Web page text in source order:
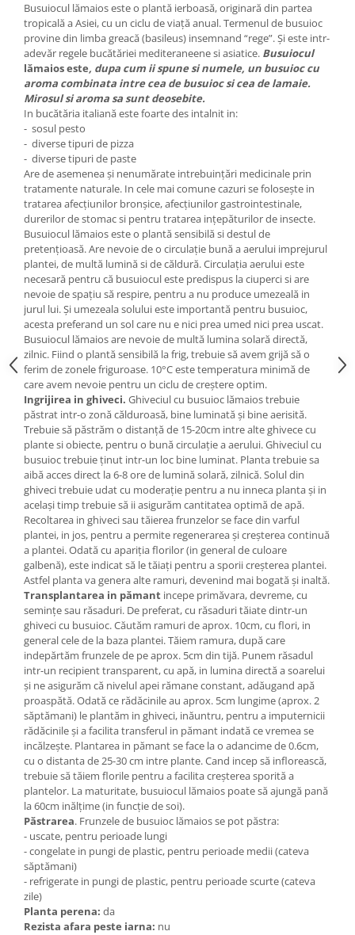
Busuiocul lămaios este o plantă ierboasă, originară din partea
tropicală a Asiei, cu un ciclu de viață anual. Termenul de busuioc
provine din limba greacă (basileus) insemnand “rege”. Și este intr-
adevăr regele bucătăriei mediteraneene si asiatice. Busuiocul
lămaios este, dupa cum ii spune si numele, un busuioc cu
aroma combinata intre cea de busuioc si cea de lamaie.
Mirosul si aroma sa sunt deosebite.
In bucătăria italiană este foarte des intalnit in:
- sosul pesto
- diverse tipuri de pizza
- diverse tipuri de paste
Are de asemenea și nenumărate intrebuințări medicinale prin
tratamente naturale. In cele mai comune cazuri se folosește in
tratarea afecțiunilor bronșice, afecțiunilor gastrointestinale,
durerilor de stomac si pentru tratarea ințepăturilor de insecte.
Busuiocul lămaioseste o plantă sensibilă si destul de
pretențioasă. Are nevoie de o circulație bună a aerului imprejurul
plantei, de multă lumină si de căldură. Circulația aerului este
necesară pentru că busuiocul este predispus la ciuperci si are
nevoie de spațiu să respire, pentru a nu produce umezeală in
jurul lui. Și umezeala solului este importantă pentru busuioc,
acesta preferand un sol care nu e nici prea umed nici prea uscat.
Busuiocul lămaiosare nevoie de multă lumina solară directă,
zilnic. Fiind o plantă sensibilă la frig, trebuie să avem grijă să o
ferim de zonele friguroase. 10°Ceste temperatura minimă de
care avem nevoie pentru un ciclu de creștere optim.
Ingrijirea in ghiveci. Ghiveciul cu busuioc lămaiostrebuie
păstrat intr-o zonă călduroasă, bine luminată și bine aerisită.
Trebuie să păstrăm o distanță de 15-20cm intre alte ghivece cu
plante si obiecte, pentru o bună circulație a aerului. Ghiveciul cu
busuioc trebuie ținut intr-un loc bine luminat. Planta trebuie sa
aibă acces direct la 6-8 ore de lumină solară, zilnică. Solul din
ghiveci trebuie udat cu moderație pentru a nu inneca planta și in
același timp trebuie să ii asigurăm cantitatea optimă de apă.
Recoltarea in ghiveci sau tăierea frunzelor se face din varful
plantei, in jos, pentru a permite regenerarea și creșterea continuă
a plantei. Odată cu apariția florilor (in general de culoare
galbenă), este indicat să le tăiați pentru a sporii creșterea plantei.
Astfel planta va genera alte ramuri, devenind mai bogată și inaltă.
Transplantarea in pămant incepe primăvara, devreme, cu
semințe sau răsaduri. De preferat, cu răsaduri tăiate dintr-un
ghiveci cu busuioc. Căutăm ramuri de aprox. 10cm, cu flori, in
general cele de la baza plantei. Tăiem ramura, după care
indepărtăm frunzele de pe aprox. 5cm din tijă. Punem răsadul
intr-un recipient transparent, cu apă, in lumina directă a soarelui
și ne asigurăm că nivelul apei rămane constant, adăugand apă
proaspătă. Odată ce rădăcinile au aprox. 5cm lungime (aprox. 2
săptămani) le plantăm in ghiveci, inăuntru, pentru a imputernicii
rădăcinile și a facilita transferul in pămant indată ce vremea se
incălzește. Plantarea in pămant se face la o adancime de 0.6cm,
cu o distanta de 25-30 cm intre plante. Cand incep să inflorească,
trebuie să tăiem florile pentru a facilita creșterea sporită a
plantelor. La maturitate, busuiocul lămaios poate să ajungă pană
la 60cm inălțime (in funcție de soi).
Păstrarea. Frunzele de busuioc lămaios se pot păstra:
- uscate, pentru perioade lungi
- congelate in pungi de plastic, pentru perioade medii (cateva
săptămani)
- refrigerate in pungi de plastic, pentru perioade scurte (cateva
zile)
Planta perena: da
Rezista afara peste iarna: nu